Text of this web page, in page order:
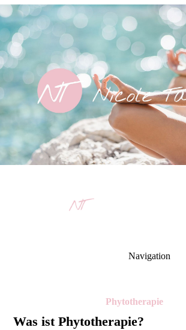
Nicole Tasch
Werde deine eigener
Gesundheitsmanager
Navigation
Phytotherapie
Was ist Phytotherapie?